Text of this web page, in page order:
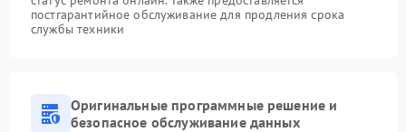
постгарантийное обслуживание для продления срока
службы техники
Оригинальные программные решение и
безопасное обслуживание данных